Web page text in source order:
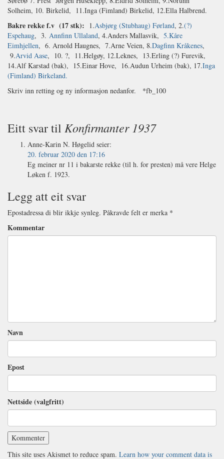
Solheim, 10. Birkelid, 11.Inga (Fimland) Birkelid, 12.Ella Halbrend.
Bakre rekke f.v (17 stk): 1.Asbjørg (Stubhaug) Førland, 2.(?)
Espehaug, 3. Annfinn Ullaland, 4.Anders Mallasvik, 5.Kåre
Eimhjellen, 6. Arnold Haugnes, 7.Arne Veien, 8.Dagfinn Kråkenes,
9.Arvid Aase, 10. ?, 11.Helgøy, 12.Leknes, 13.Erling (?) Furevik,
14.Alf Karstad (bak), 15.Einar Hove, 16.Audun Urheim (bak), 17.Inga
(Fimland) Birkeland.
Skriv inn retting og ny informasjon nedanfor. *fb_100
Eitt svar til Konfirmanter 1937
Anne-Karin N. Høgelid seier:
20. februar 2020 den 17:16
Eg meiner nr 11 i bakarste rekke (til h. for presten) må vere Helge
Løken f. 1923.
Legg att eit svar
Epostadressa di blir ikkje synleg. Påkravde felt er merka *
Kommentar
Navn
Epost
Nettside (valgfritt)
This site uses Akismet to reduce spam. Learn how your comment data is